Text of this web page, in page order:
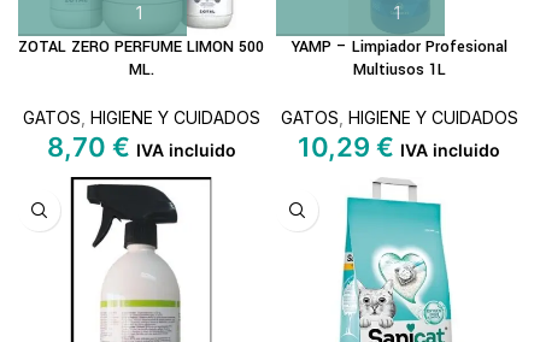
ZOTAL ZERO PERFUME LIMON 500
ML.
GATOS HIGIENE Y CUIDADOS
8,70 € IVA incluido
YAMP – Limpiador Profesional
Multiusos 1L
GATOS HIGIENE Y CUIDADOS
10,29 € IVA incluido